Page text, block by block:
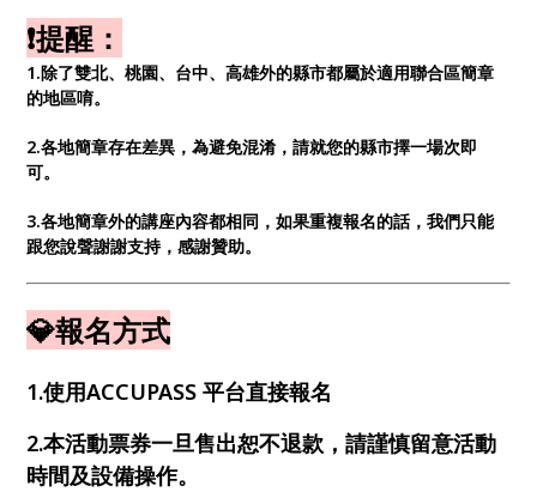
❗提醒：
1.除了雙北、桃園、台中、高雄外的縣市都屬於適用聯合區簡章
的地區唷。
2.各地簡章存在差異，為避免混淆，請就您的縣市擇一場次即
可。
3.各地簡章外的講座內容都相同，如果重複報名的話，我們只能
跟您說聲謝謝支持，感謝贊助。
💎報名方式
1.使用ACCUPASS 平台直接報名
2.本活動票券一旦售出恕不退款，請謹慎留意活動
時間及設備操作。